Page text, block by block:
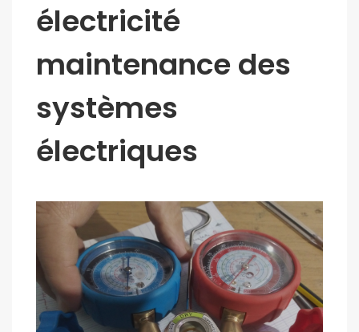
électricité
maintenance des
systèmes
électriques